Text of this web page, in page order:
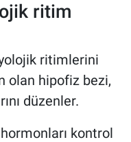
ritim
ritimlerini
olan hipofiz bezi,
düzenler.
hormonları kontrol